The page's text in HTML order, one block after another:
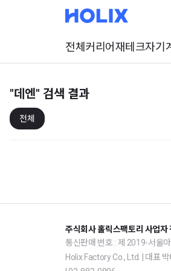
전체 커리어재테크자기
"데엔" 검색 결과
전체
주식회사 홀릭스팩토리 사업자
통신판매 번호 : 제 2019-서울
Holix Factory Co., Ltd. | 대표